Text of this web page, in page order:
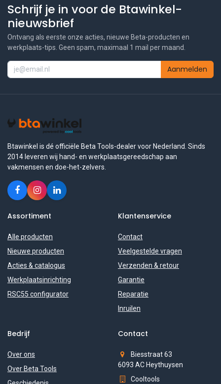
Schrijf je in voor de Btawinkel-
nieuwsbrief
Ontvang als eerste onze acties, nieuwe Beta-producten en
werkplaats-tips. Geen spam, maximaal 1 mail per maand.
Aanmelden
Btawinkel is dé officiële Beta Tools-dealer voor Nederland. Sinds
2014 leveren wij hand- en werkplaatsgereedschap aan
vakmensen en doe-het-zelvers.
Assortiment
Alle producten
Nieuwe producten
Acties & catalogus
Werkplaatsinrichting
RSC55 configurator
Klantenservice
Contact
Veelgestelde vragen
Verzenden & retour
Garantie
Reparatie
Inruilen
Bedrijf
Over ons
Over Beta Tools
Contact
Biesstraat 63
6093 AC Heythuysen
Cooltools